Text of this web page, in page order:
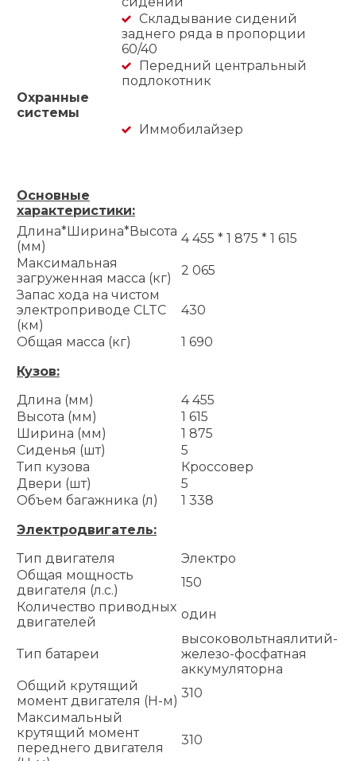
Складывание сидений
заднего ряда в пропорции
60/40
Передний центральный
подлокотник
Охранные
системы
Иммобилайзер
Основные
характеристики:
Длина*Ширина*Высота
(мм)
4 455 * 1 875 * 1 615
Максимальная
загруженная масса (кг)
2 065
Запас хода на чистом
электроприводе CLTC
(км)
430
Общая масса (кг)
1 690
Кузов:
Длина (мм)
4 455
Высота (мм)
1 615
Ширина (мм)
1 875
Сиденья (шт)
5
Тип кузова
Кроссовер
Двери (шт)
5
Объем багажника (л)
1 338
Электродвигатель:
Тип двигателя
Электро
Общая мощность
двигателя (л.с.)
150
Количество приводных
двигателей
один
Тип батареи
высоковольтнаялитий-
железо-фосфатная
аккумуляторна
Общий крутящий
момент двигателя (Н-м)
310
Максимальный
крутящий момент
переднего двигателя
310